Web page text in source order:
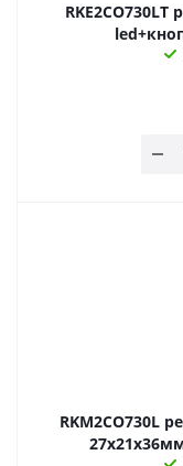
RKE2CO730LT реле 2C 230Вac: 7А/250Вac/30Вdc
RKM2CO730L реле 2C 230Вac(!): 5А/250Вac/30Вdc